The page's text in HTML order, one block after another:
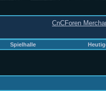
CnCForen
Spielhalle